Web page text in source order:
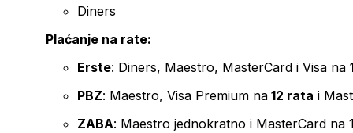
Diners
Plaćanje na rate:
Erste: Diners, Maestro, MasterCard i Visa na
PBZ: Maestro, Visa Premium na 12 rata i
ZABA: Maestro jednokratno i MasterCard na